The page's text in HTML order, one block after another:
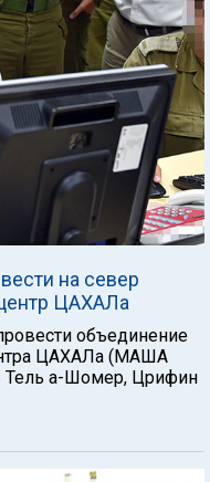
на север
ЦАХАЛа
объединение
ЦАХАЛа (МАША
Тель а-Шомер, Црифин